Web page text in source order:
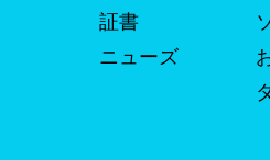
証書
ニューズ